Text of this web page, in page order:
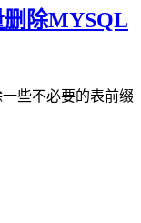
除MYSQL
些不必要的表前缀